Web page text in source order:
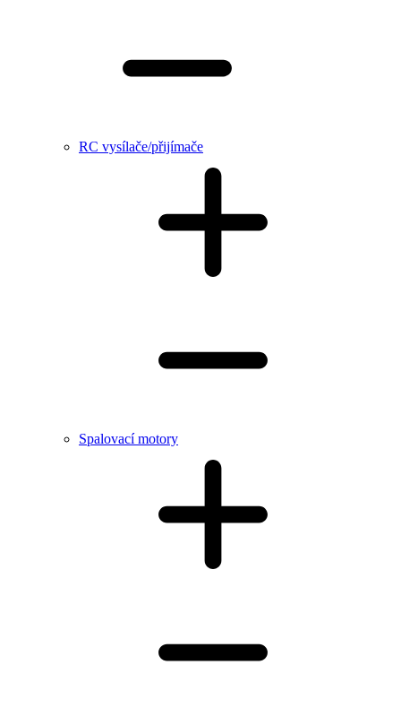
RC vysílače/přijímače
Spalovací motory